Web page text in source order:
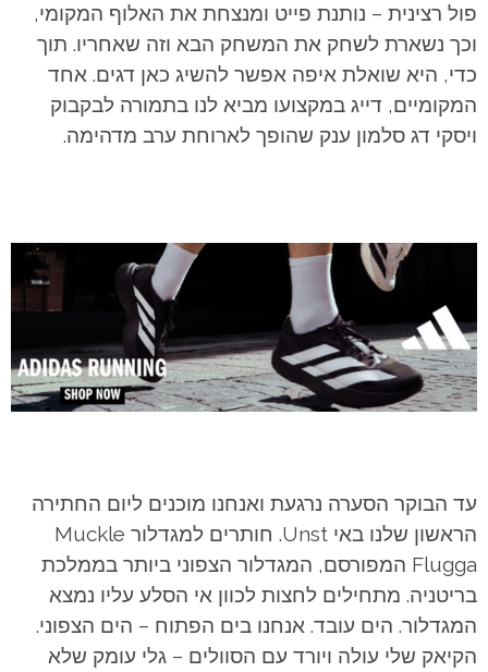
פול רצינית – נותנת פייט ומנצחת את האלוף המקומי,
וכך נשארת לשחק את המשחק הבא וזה שאחריו. תוך
כדי, היא שואלת איפה אפשר להשיג כאן דגים. אחד
המקומיים, דייג במקצועו מביא לנו בתמורה לבקבוק
ויסקי דג סלמון ענק שהופך לארוחת ערב מדהימה.
עד הבוקר הסערה נרגעת ואנחנו מוכנים ליום החתירה
הראשון שלנו באי Unst. חותרים למגדלור Muckle
Flugga המפורסם, המגדלור הצפוני ביותר בממלכת
בריטניה. מתחילים לחצות לכוון אי הסלע עליו נמצא
המגדלור. הים עובד. אנחנו בים הפתוח – הים הצפוני.
הקיאק שלי עולה ויורד עם הסוולים – גלי עומק שלא